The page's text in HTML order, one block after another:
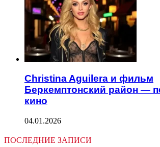
Christina Aguilera и фильм
Беркемптонский район —
кино
04.01.2026
ПОСЛЕДНИЕ ЗАПИСИ